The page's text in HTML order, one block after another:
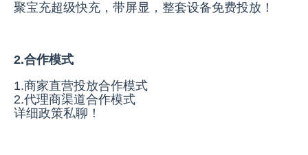
聚宝充超级快充，带屏显，整套设备免费投放！
2.合作模式
1.商家直营投放合作模式
2.代理商渠道合作模式
详细政策私聊！